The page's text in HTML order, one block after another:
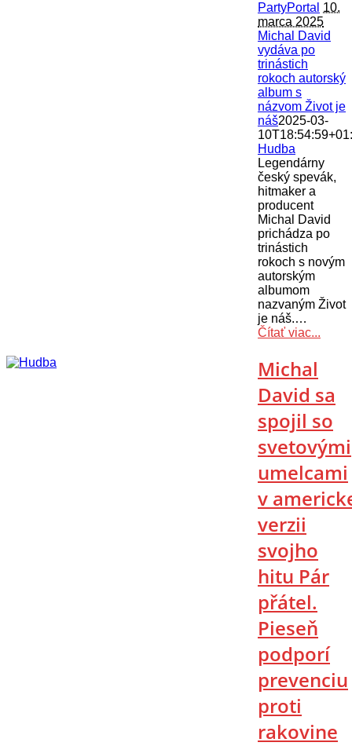
PartyPortal 10.
marca 2025
Michal David
vydáva po
trinástich
rokoch autorský
album s
názvom Život je
náš2025-03-
Hudba
Legendárny
český spevák,
hitmaker a
producent
Michal David
prichádza po
trinástich
rokoch s novým
autorským
albumom
nazvaným Život
je náš.…
Čítať viac...
Michal
David sa
spojil so
svetovými
umelcami
v
verzii
svojho
hitu Pár
přátel.
Pieseň
podporí
prevenciu
proti
rakovine